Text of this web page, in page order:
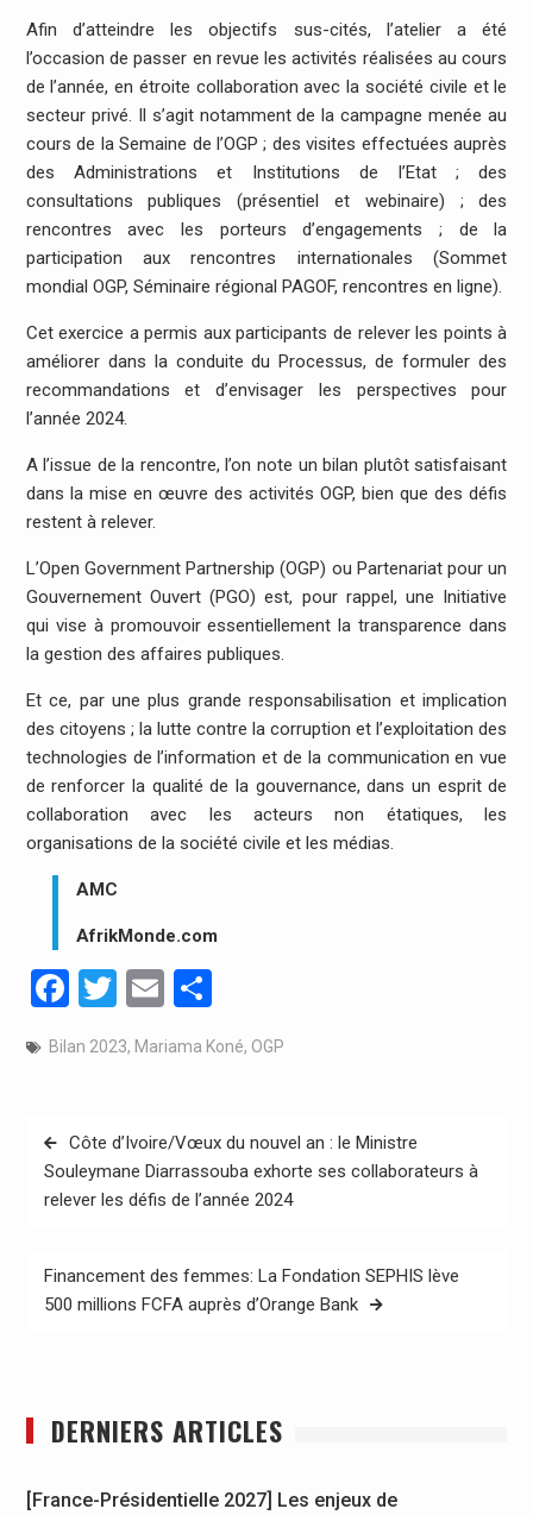
Afin d’atteindre les objectifs sus-cités, l’atelier a été
l’occasion de passer en revue les activités réalisées au cours
de l’année, en étroite collaboration avec la société civile et le
secteur privé. Il s’agit notamment de la campagne menée au
cours de la Semaine de l’OGP ; des visites effectuées auprès
des Administrations et Institutions de l’Etat ; des
consultations publiques (présentiel et webinaire) ; des
rencontres avec les porteurs d’engagements ; de la
participation aux rencontres internationales (Sommet
mondial OGP, Séminaire régional PAGOF, rencontres en ligne).
Cet exercice a permis aux participants de relever les points à
améliorer dans la conduite du Processus, de formuler des
recommandations et d’envisager les perspectives pour
l’année 2024.
A l’issue de la rencontre, l’on note un bilan plutôt satisfaisant
dans la mise en œuvre des activités OGP, bien que des défis
restent à relever.
L’Open Government Partnership (OGP) ou Partenariat pour un
Gouvernement Ouvert (PGO) est, pour rappel, une Initiative
qui vise à promouvoir essentiellement la transparence dans
la gestion des affaires publiques.
Et ce, par une plus grande responsabilisation et implication
des citoyens ; la lutte contre la corruption et l’exploitation des
technologies de l’information et de la communication en vue
de renforcer la qualité de la gouvernance, dans un esprit de
collaboration avec les acteurs non étatiques, les
organisations de la société civile et les médias.
AMC
AfrikMonde.com
Facebook
Twitter
EmailPartager
Bilan 2023, Mariama Koné, OGP
Navigation
de
l’article
Côte d’Ivoire/Vœux du nouvel an : le Ministre
Souleymane Diarrassouba exhorte ses collaborateurs à
relever les défis de l’année 2024
Financement des femmes: La Fondation SEPHIS lève
500 millions FCFA auprès d’Orange Bank
DERNIERS ARTICLES
[France-Présidentielle 2027] Les enjeux de